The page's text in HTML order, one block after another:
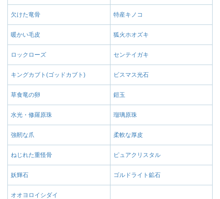
欠けた竜骨 特産キノコ
暖かい毛皮 狐火ホオズキ
ロックローズ センテイガキ
キングカブト(ゴッドカブト) ビスマス光石
草食竜の卵 鎧玉
水光・修羅原珠 瑠璃原珠
強靭な爪 柔軟な厚皮
ねじれた重怪骨 ピュアクリスタル
妖輝石 ゴルドライト鉱石
オオヨロイシダイ